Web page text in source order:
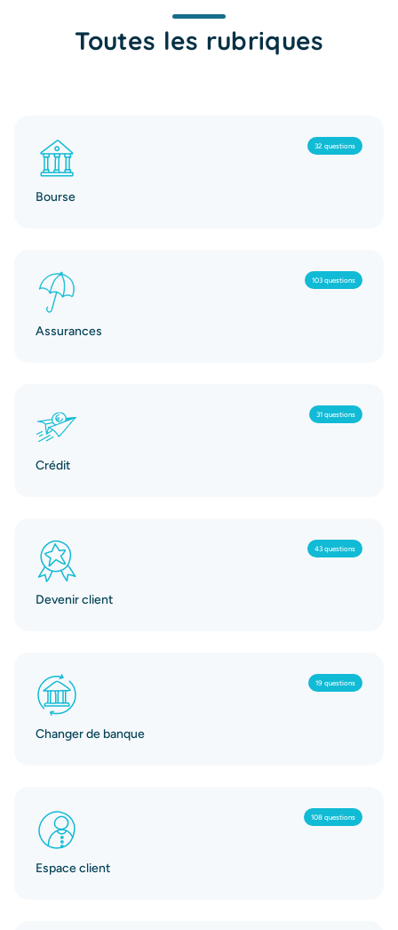
Toutes les rubriques
32 questions
Bourse
103 questions
Assurances
31 questions
Crédit
43 questions
Devenir client
19 questions
Changer de banque
108 questions
Espace client